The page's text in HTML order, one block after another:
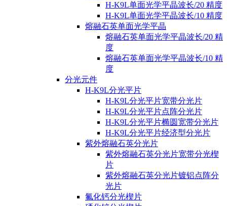
H-K9L单面光学平晶波长/20 精度
H-K9L单面光学平晶波长/10 精度
熔融石英单面光学平晶
熔融石英单面光学平晶波长/20 精
度
熔融石英单面光学平晶波长/10 精
度
分光元件
H-K9L分光平片
H-K9L分光平片宽带分光片
H-K9L分光平片点阵分光片
H-K9L分光平片椭圆宽带分光片
H-K9L分光平片经济型分光片
紫外熔融石英分光片
紫外熔融石英分光片宽带分光楔
片
紫外熔融石英分光片镀铝点阵分
光片
氟化钙分光楔片